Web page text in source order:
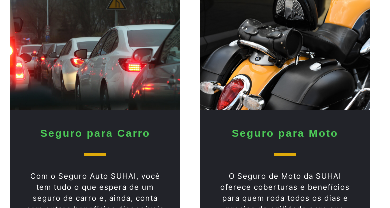
Seguro para Carro
Com o Seguro Auto SUHAI, você
tem tudo o que espera de um
seguro de carro e, ainda, conta
Seguro para Moto
O Seguro de Moto da SUHAI
oferece coberturas e benefícios
para quem roda todos os dias e